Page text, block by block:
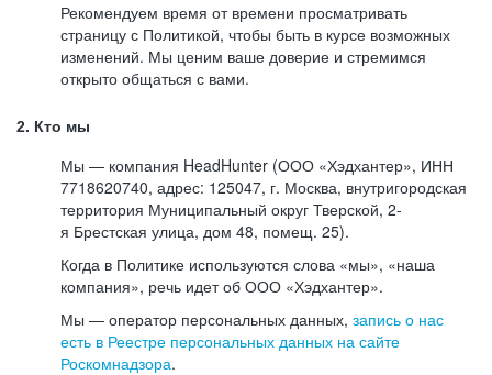
Рекомендуем время от времени просматривать
страницу с Политикой, чтобы быть в курсе возможных
изменений. Мы ценим ваше доверие и стремимся
открыто общаться с вами.
2. Кто мы
Мы — компания HeadHunter (ООО «Хэдхантер», ИНН
7718620740, адрес: 125047, г. Москва, внутригородская
территория Муниципальный округ Тверской, 2-
я Брестская улица, дом 48, помещ. 25).
Когда в Политике используются слова «мы», «наша
компания», речь идет об ООО «Хэдхантер».
Мы — оператор персональных данных, запись о нас
есть в Реестре персональных данных на сайте
Роскомнадзора.